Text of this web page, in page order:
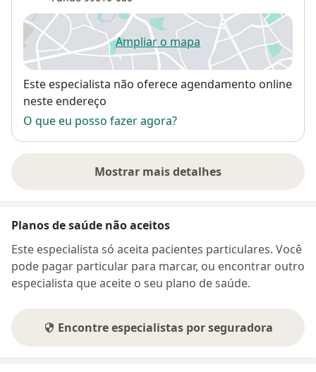
Ampliar o mapaabre num novo separador
Disponibilidade
Este especialista não oferece agendamento online
neste endereço
O que eu posso fazer agora?
Mostrar mais detalhes
sobre o endereço
Planos de saúde não aceitos
Este especialista só aceita pacientes particulares. Você
pode pagar particular para marcar, ou encontrar outro
especialista que aceite o seu plano de saúde.
Encontre especialistas por seguradora